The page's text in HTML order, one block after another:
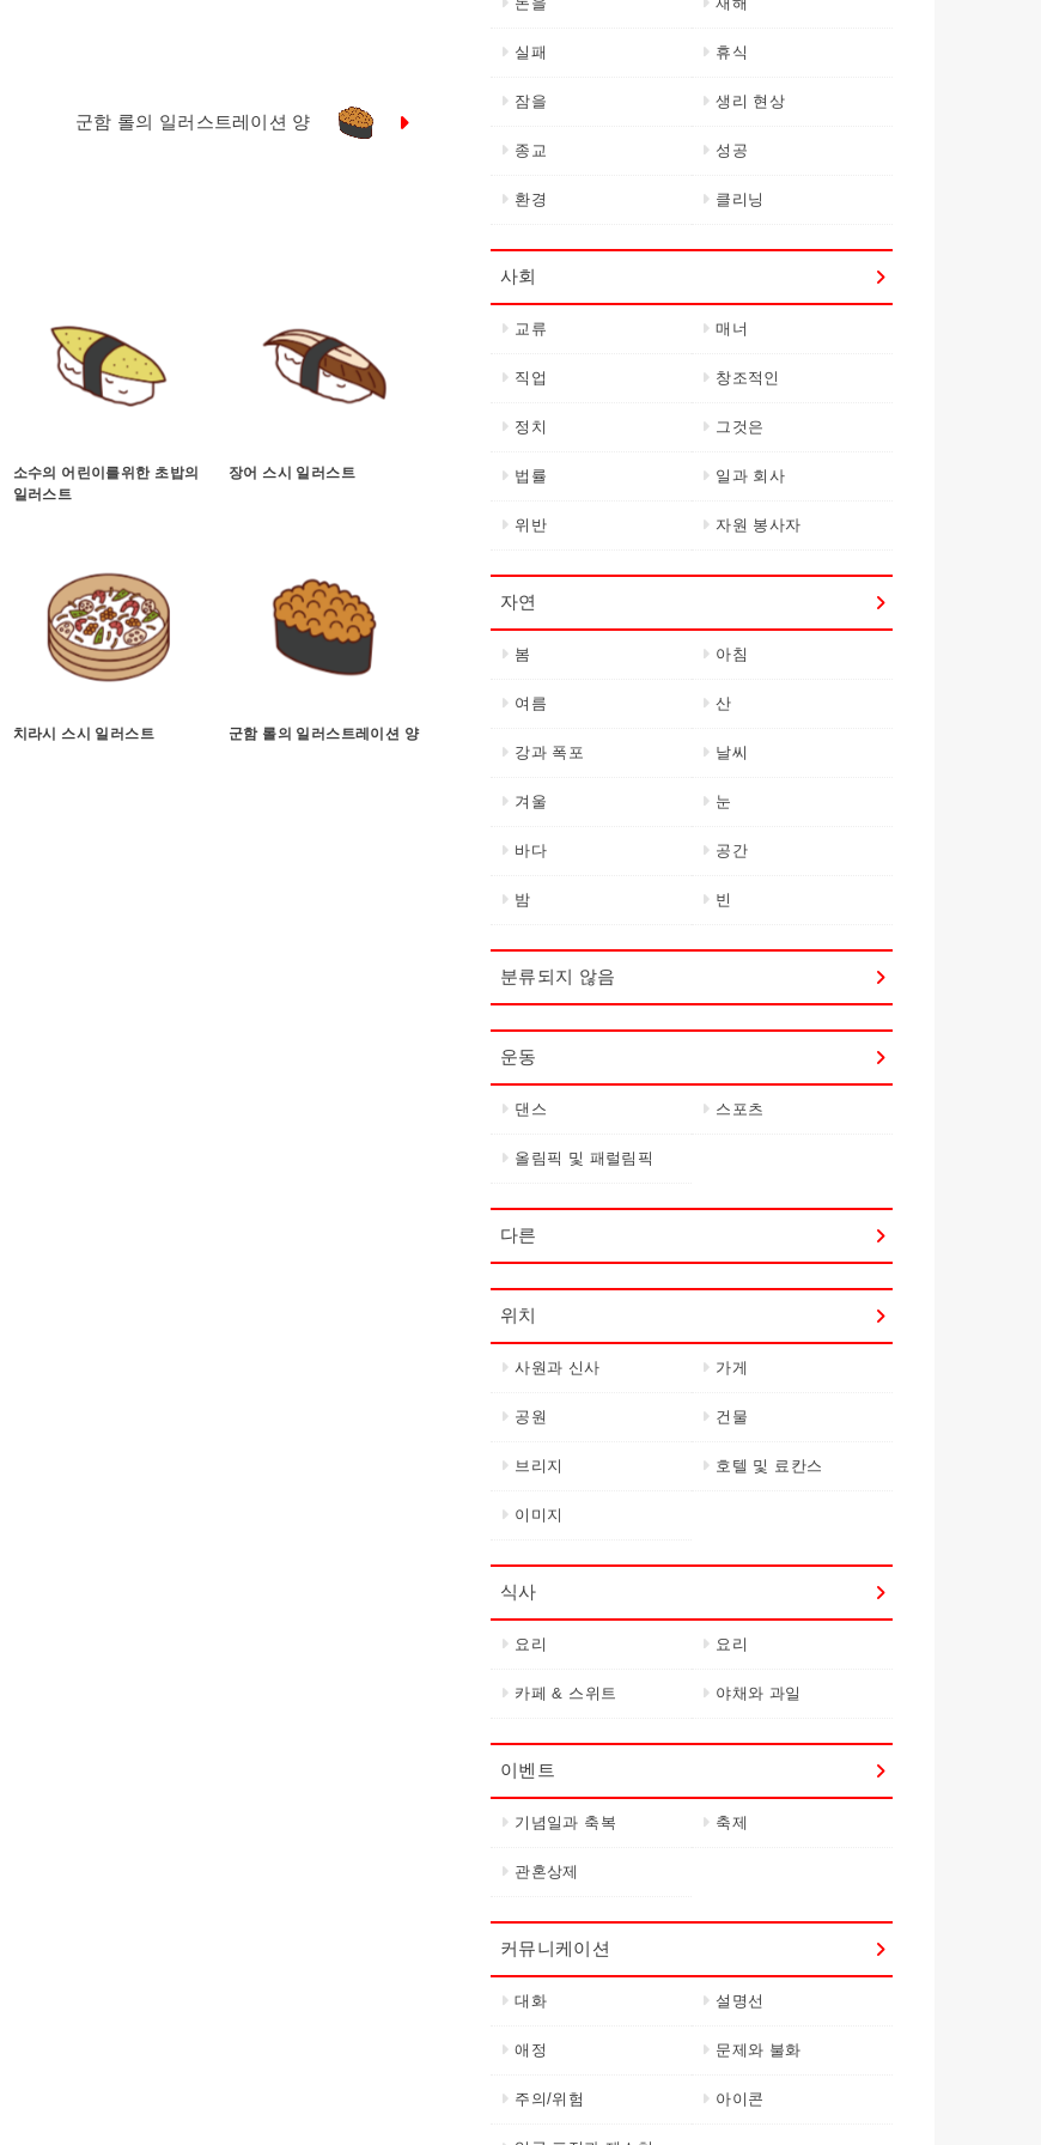
군함 롤의 일러스트레이션 양
소수의 어린이를위한 초밥의
일러스트
장어 스시 일러스트
치라시 스시 일러스트 군함 롤의 일러스트레이션 양
실패 휴식
잠을 생리 현상
종교 성공
환경 클리닝
사회
교류 매너
직업 창조적인
정치 그것은
법률 일과 회사
위반 자원 봉사자
자연
봄 아침
여름 산
강과 폭포 날씨
겨울 눈
바다 공간
밤 빈
분류되지 않음
운동
댄스 스포츠
올림픽 및 패럴림픽
다른
위치
사원과 신사 가게
공원 건물
브리지 호텔 및 료칸스
이미지
식사
요리 요리
카페 & 스위트 야채와 과일
이벤트
기념일과 축복 축제
관혼상제
커뮤니케이션
대화 설명선
애정 문제와 불화
주의/위험 아이콘